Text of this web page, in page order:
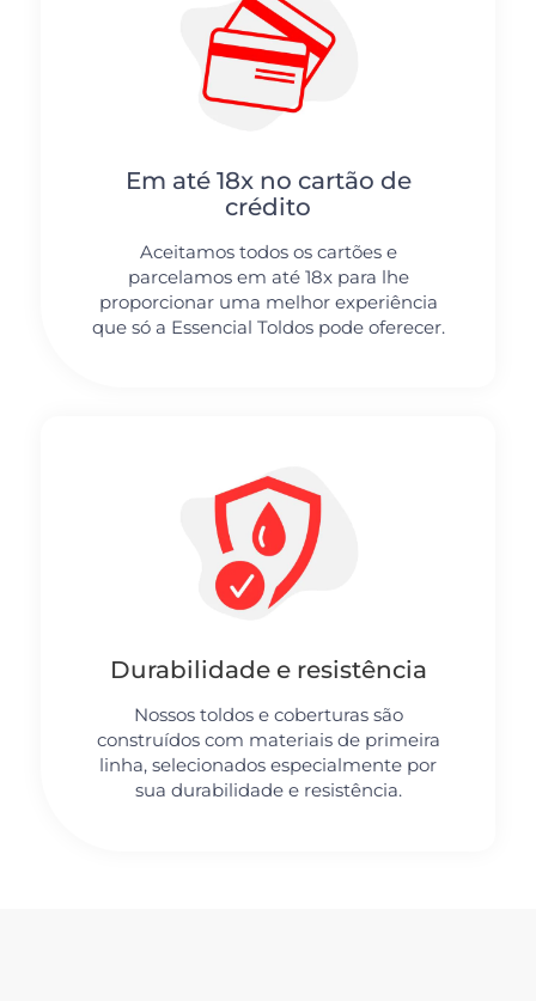
Em até 18x no cartão de
crédito
Aceitamos todos os cartões e
parcelamos em até 18x para lhe
proporcionar uma melhor experiência
que só a Essencial Toldos pode oferecer.
Durabilidade e resistência
Nossos toldos e coberturas são
construídos com materiais de primeira
linha, selecionados especialmente por
sua durabilidade e resistência.